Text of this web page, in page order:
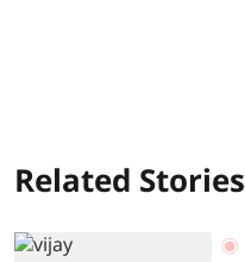
Related Stories